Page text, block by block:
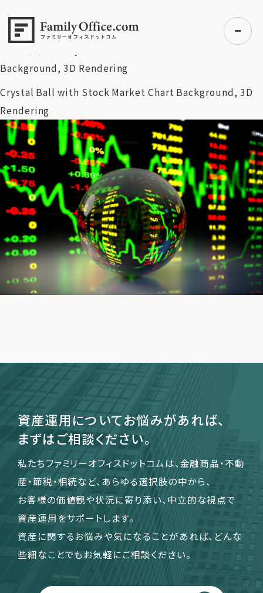
初めての方へ
ご利用の流れ・プラン
事例紹介
エキスパート一覧
無料講座
コラム
利用者の声
無料ご相談 ログイン
よくある質問
するテックバブル説の真実。歪みに備える投資戦略とは？
Background, 3D Rendering
Crystal Ball with Stock Market Chart Background, 3D
Rendering
資産運用についてお悩みがあれば、
まずはご相談ください。
私たちファミリーオフィスドットコムは、金融商品・不動
産・節税・相続など、あらゆる選択肢の中から、
お客様の価値観や状況に寄り添い、中立的な視点で
資産運用をサポートします。
資産に関するお悩みや気になることがあれば、どんな
些細なことでもお気軽にご相談ください。